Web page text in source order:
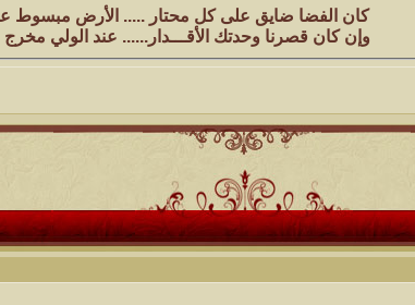
كان الفضا ضايق على كل محتار ..... الأرض مبسوط
وإن كان قصرنا وحدتك الأقـــدار...... عند الولي